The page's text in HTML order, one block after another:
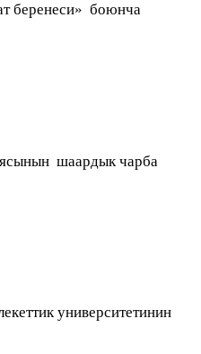
беренеси» боюнча
шаардык чарба
университетинин